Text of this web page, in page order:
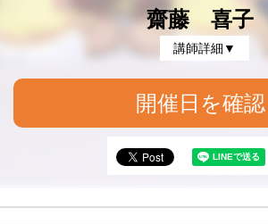
齋藤 喜子
講師詳細▼
開催日を確認